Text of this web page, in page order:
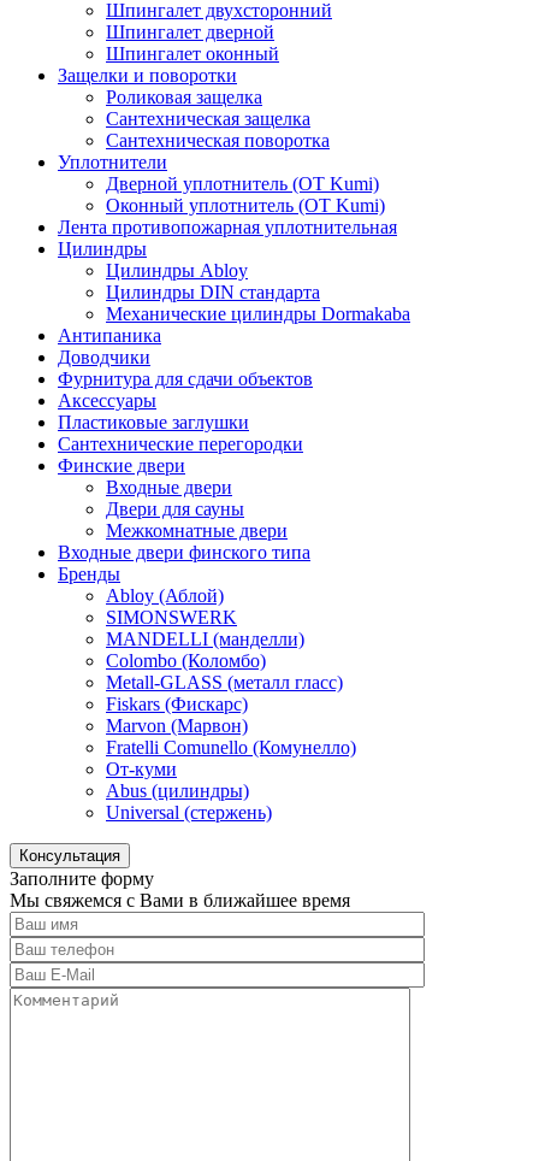
Шпингалет двухсторонний
Шпингалет дверной
Шпингалет оконный
Защелки и поворотки
Роликовая защелка
Сантехническая защелка
Сантехническая поворотка
Уплотнители
Дверной уплотнитель (OT Kumi)
Оконный уплотнитель (OT Kumi)
Лента противопожарная уплотнительная
Цилиндры
Цилиндры Abloy
Цилиндры DIN стандарта
Механические цилиндры Dormakaba
Антипаника
Доводчики
Фурнитура для сдачи объектов
Аксессуары
Пластиковые заглушки
Сантехнические перегородки
Финские двери
Входные двери
Двери для сауны
Межкомнатные двери
Входные двери финского типа
Бренды
Abloy (Аблой)
SIMONSWERK
MANDELLI (манделли)
Colombo (Коломбо)
Metall-GLASS (металл гласс)
Fiskars (Фискарс)
Marvon (Марвон)
Fratelli Comunello (Комунелло)
От-куми
Abus (цилиндры)
Universal (стержень)
Консультация
Заполните форму
Мы свяжемся с Вами в ближайшее время